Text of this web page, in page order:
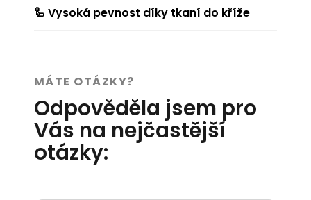
🦾 Vysoká pevnost díky tkaní do kříže
MÁTE OTÁZKY?
Odpověděla jsem pro
Vás na nejčastější
otázky: